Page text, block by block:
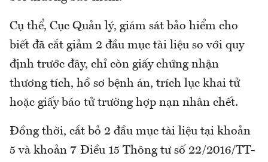
Cụ thể, Cục Quản lý, giám sát bảo hiểm cho
biết đã cắt giảm 2 đầu mục tài liệu so với quy
định trước đây, chỉ còn giấy chứng nhận
thương tích, hồ sơ bệnh án, trích lục khai tử
hoặc giấy báo tử trường hợp nạn nhân chết.
Đồng thời, cắt bỏ 2 đầu mục tài liệu tại khoản
5 và khoản 7 Điều 15 Thông tư số 22/2016/TT-